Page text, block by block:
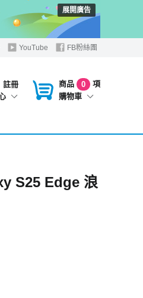
展開廣告
YouTube FB粉絲團
註冊
商品 0
項
購物車
S25 Edge 浪